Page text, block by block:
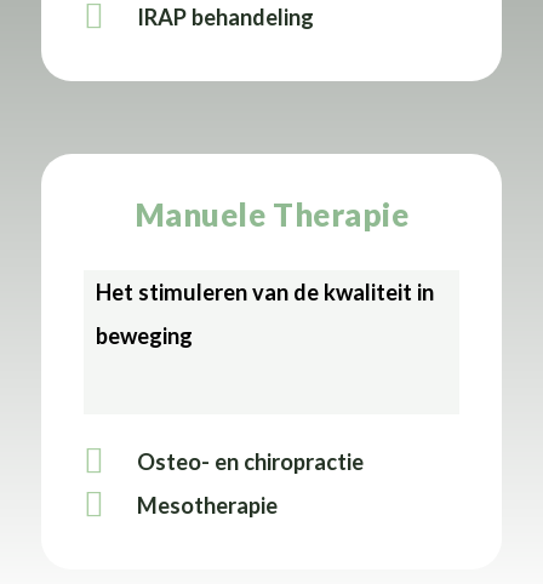
IRAP behandeling
Manuele Therapie
Het stimuleren van de kwaliteit in
beweging
Osteo- en chiropractie
Mesotherapie